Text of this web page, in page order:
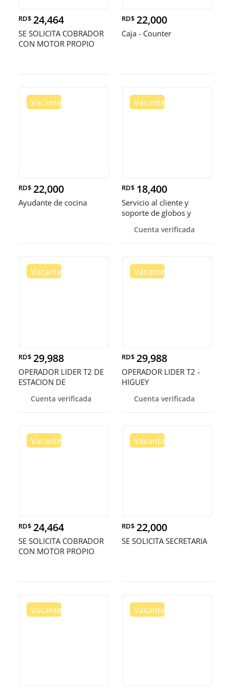
RD$ 24,464
SE SOLICITA COBRADOR
CON MOTOR PROPIO
RD$ 22,000
Caja - Counter
RD$ 22,000
Ayudante de cocina
RD$ 18,400
Servicio al cliente y
soporte de globos y
Cuenta verificada
RD$ 29,988
OPERADOR LIDER T2 DE
ESTACION DE
Cuenta verificada
RD$ 29,988
OPERADOR LIDER T2 -
HIGUEY
Cuenta verificada
RD$ 24,464
SE SOLICITA COBRADOR
CON MOTOR PROPIO
RD$ 22,000
SE SOLICITA SECRETARIA